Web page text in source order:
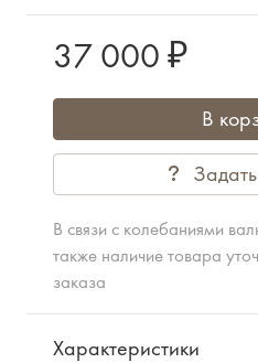
37 000 ₽
В
В связи с колебаниями
также наличие товара
заказа
Характеристики